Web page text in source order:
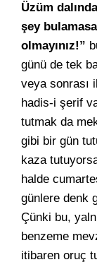
Üzüm
şey
olmayınız!”
günü de tek
veya sonrası
hadis-i şerif
tutmak da
gibi bir gün
kaza
halde
günlere denk
Çünki bu,
benzeme
itibaren oruç